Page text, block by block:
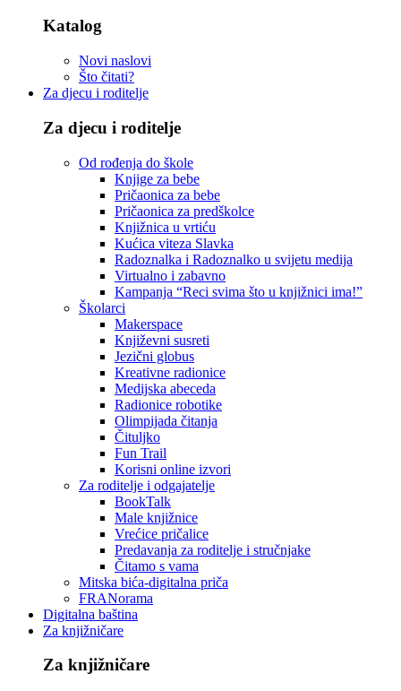
Katalog
Novi naslovi
Što čitati?
Za djecu i roditelje
Za djecu i roditelje
Od rođenja do škole
Knjige za bebe
Pričaonica za bebe
Pričaonica za predškolce
Knjižnica u vrtiću
Kućica viteza Slavka
Radoznalka i Radoznalko u svijetu medija
Virtualno i zabavno
Kampanja “Reci svima što u knjižnici ima!”
Školarci
Makerspace
Književni susreti
Jezični globus
Kreativne radionice
Medijska abeceda
Radionice robotike
Olimpijada čitanja
Čituljko
Fun Trail
Korisni online izvori
Za roditelje i odgajatelje
BookTalk
Male knjižnice
Vrećice pričalice
Predavanja za roditelje i stručnjake
Čitamo s vama
Mitska bića-digitalna priča
FRANorama
Digitalna baština
Za knjižničare
Za knjižničare